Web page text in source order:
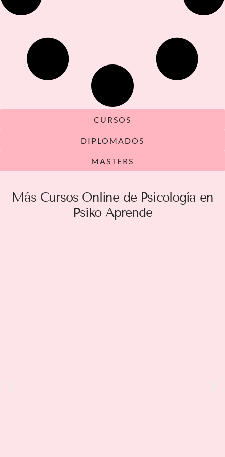
CURSOS
DIPLOMADOS
MASTERS
Más Cursos Online de Psicología en
Psiko Aprende